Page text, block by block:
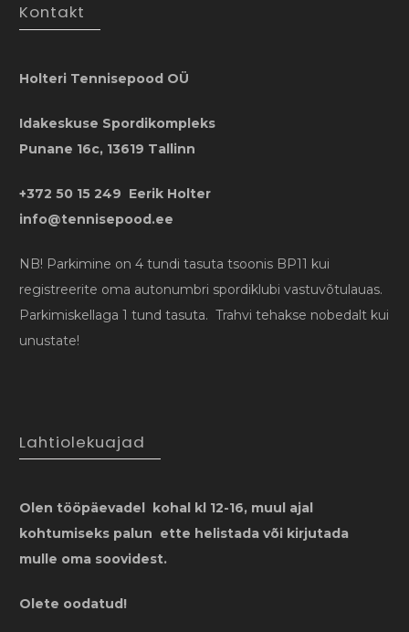
Kontakt
Holteri Tennisepood OÜ
Idakeskuse Spordikompleks
Punane 16c, 13619 Tallinn
+372 50 15 249 Eerik Holter
info@tennisepood.ee
NB! Parkimine on 4 tundi tasuta tsoonis BP11 kui
registreerite oma autonumbri spordiklubi vastuvõtulauas.
Parkimiskellaga 1 tund tasuta. Trahvi tehakse nobedalt kui
unustate!
Lahtiolekuajad
Olen tööpäevadel kohal kl 12-16, muul ajal
kohtumiseks palun ette helistada või kirjutada
mulle oma soovidest.
Olete oodatud!